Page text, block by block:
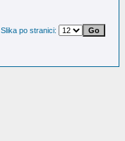
Slika po stranici: